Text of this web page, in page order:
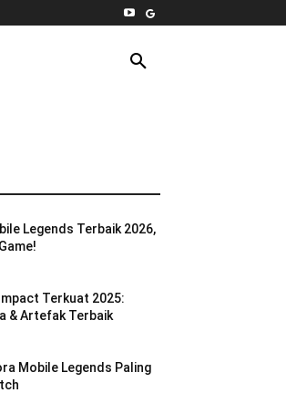
Legends Terbaik 2026,
Terkuat 2025:
& Artefak Terbaik
Mobile Legends Paling